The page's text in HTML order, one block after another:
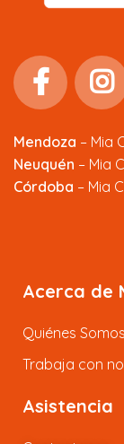
Mendoza – Mia
Neuquén – Mia
Córdoba – Mia
Acerca de
Quiénes Somos
Trabaja con
Asistencia